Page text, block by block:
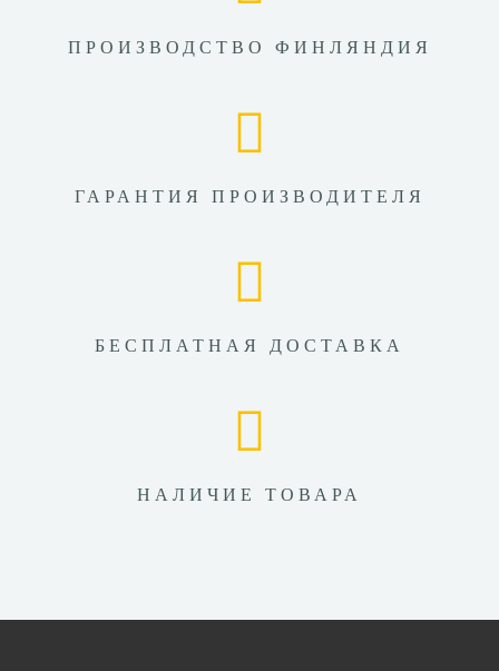
ПРОИЗВОДСТВО ФИНЛЯНДИЯ
ГАРАНТИЯ ПРОИЗВОДИТЕЛЯ
БЕСПЛАТНАЯ ДОСТАВКА
НАЛИЧИЕ ТОВАРА